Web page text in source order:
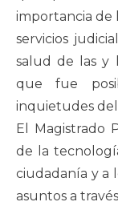
importancia de
servicios
salud de las y
que fue
inquietudes
El Magistrado
de la
ciudadanía y a
asuntos a